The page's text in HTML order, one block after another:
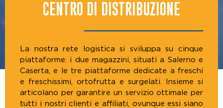
CENTRO DI DISTRIBUZIONE
La nostra rete logistica si sviluppa su cinque
piattaforme: i due magazzini, situati a Salerno e
Caserta, e le tre piattaforme dedicate a freschi
e freschissimi, ortofrutta e surgelati. Insieme si
articolano per garantire un servizio ottimale per
tutti i nostri clienti e affiliati, ovunque essi siano